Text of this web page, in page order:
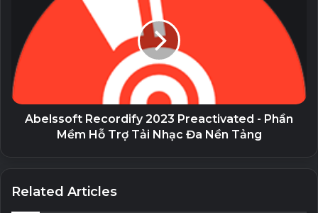
Tận dụng nhiều hiệu ứng và hình ảnh động hơn với sự lựa
chọn từ hơn 700 template, hơn 400 kết cấu và 33 dạng lề
khác nhau. Tạo ra các hình dáng giống như chúng được
điêu khắc bằng đá, hay chèn hình ảnh vào thiết kế 3D của
bạn.
Grid view
trục X và Y với độ chính xác cao hơn. Thêm vào đó, bạn
Abelssoft Recordify 2023 Preactivated - Phần
Mềm Hỗ Trợ Tải Nhạc Đa Nền Tảng
Related Articles